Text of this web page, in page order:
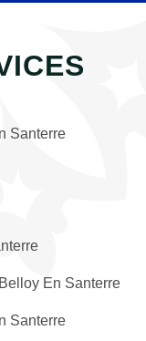
Santerre
En Santerre
Santerre